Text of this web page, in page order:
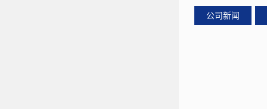
公司新闻